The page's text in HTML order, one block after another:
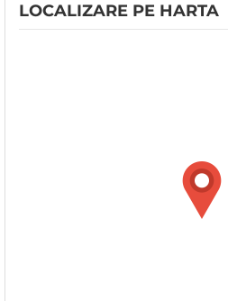
LOCALIZARE PE HARTA